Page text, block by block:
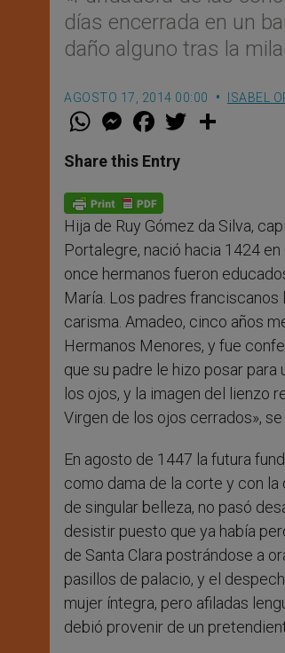
días encerrada en un
daño alguno tras la
AGOSTO 17, 2014 00:00 ISABEL
W
t
s
p
p
M
e
s
e
g
e
r
F
a
e
b
o
k
w
Share this Entry
Hija de Ruy Gómez da Silva,
Portalegre, nació hacia 1424
once hermanos fueron
María. Los padres franciscanos
carisma. Amadeo, cinco años
Hermanos Menores, y fue
que su padre le hizo posar para
los ojos, y la imagen del lienzo
Virgen de los ojos cerrados»,
En agosto de 1447 la futura
como dama de la corte y con
de singular belleza, no pasó
desistir puesto que ya había
de Santa Clara postrándose a
pasillos de palacio, y el
mujer íntegra, pero afiladas
debió provenir de un